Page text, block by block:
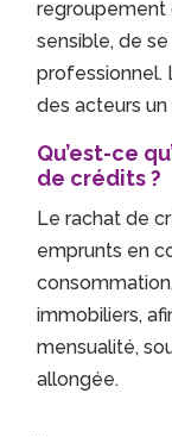
regroupement
sensible, de
professionnel.
des acteurs
Qu’est-ce
de crédits ?
Le rachat de
emprunts en
immobiliers,
mensualité,
allongée.